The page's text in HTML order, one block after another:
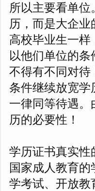
所以主要看单
历，而是大企
高校毕业生一
以他们单位的
不得有不同对待
条件继续放宽学
一律同等待遇
历的必要性！
学历证书真实性
国家成人教育
学考试、开放教